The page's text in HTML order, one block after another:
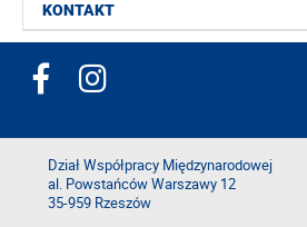
KONTAKT
Dział Współpracy Międzynarodowej
al. Powstańców Warszawy 12
35-959 Rzeszów